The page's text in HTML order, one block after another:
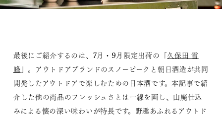
最後にご紹介するのは、7月・9月限定出荷の「久保田 雪
峰 」。アウトドアブランドのスノーピークと朝日酒造が共同
開発したアウトドアで楽しむための日本酒です。本記事で紹
介した他の商品のフレッシュさとは一線を画し、山廃仕込
みによる懐の深い味わいが特長です。野趣あふれるアウトド